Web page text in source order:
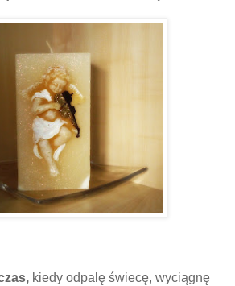
kiedy odpalę świecę, wyciągnę